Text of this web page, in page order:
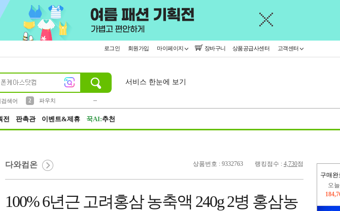
로그인 회원가입 마이페이지 장바구니 상품공급사센터 고객센터
검색어
2
파우치
3
모자
서비스 한눈에 보기
전 판촉관 이벤트&제휴 꾹AI:추천
구매완
오
상품번호 : 9332763 랭킹점수 : 4,730점
다와컴온
100% 6년근 고려홍삼 농축액 240g 2병 홍삼농